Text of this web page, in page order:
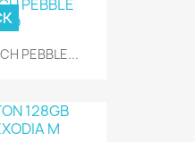
PEBBLE...